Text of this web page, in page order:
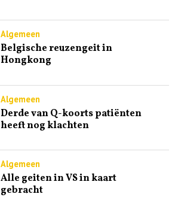
Algemeen
Belgische reuzengeit in
Hongkong
Algemeen
Derde van Q-koorts patiënten
heeft nog klachten
Algemeen
Alle geiten in VS in kaart
gebracht